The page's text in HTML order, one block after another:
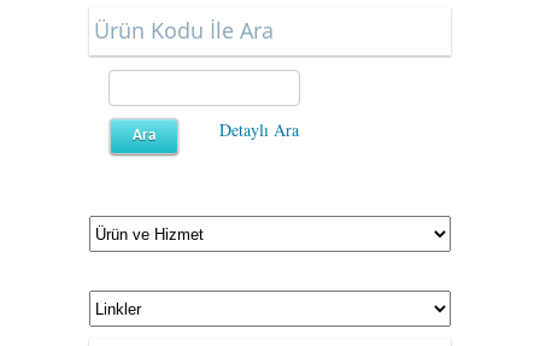
Ürün Kodu İle Ara
Detaylı Ara